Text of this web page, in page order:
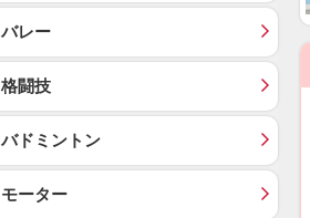
バレー
格闘技
バドミントン
モーター